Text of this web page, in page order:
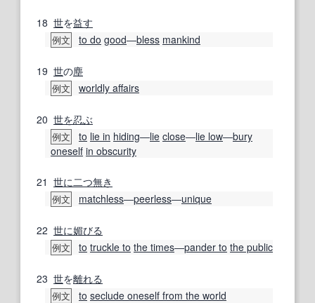
18 世を益す
例文 to do good―bless mankind
19 世の塵
例文 worldly affairs
20 世を忍ぶ
例文 to lie in hiding―lie close―lie low―bury
oneself in obscurity
21 世に二つ無き
例文 matchless―peerless―unique
22 世に媚びる
例文 to truckle to the times―pander to the public
23 世を離れる
例文 to seclude oneself from the world